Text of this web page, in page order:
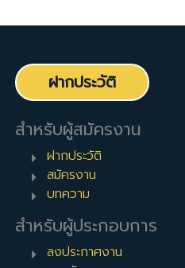
ฝากประวัติ
สำหรับผู้สมัครงาน
ฝากประวัติ
สมัครงาน
บทความ
สำหรับผู้ประกอบการ
ลงประกาศงาน